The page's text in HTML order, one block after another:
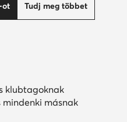
ot Tudj meg többet
klubtagoknak
mindenki másnak